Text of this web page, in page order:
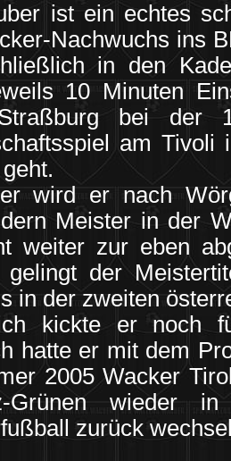
ist ein echtes
Nachwuchs ins
in den
10 Minuten
bei der
am
wird er nach
Meister in der
weiter zur eben
gelingt der
in der zweiten
kickte er noch
hatte er mit dem
2005 Wacker
Grünen wieder
zurück